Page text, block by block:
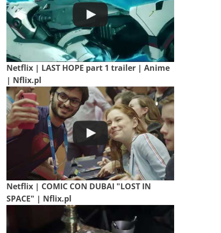
Netflix | LAST HOPE part 1 trailer | Anime
| Nflix.pl
Netflix | COMIC CON DUBAI "LOST IN
SPACE" | Nflix.pl